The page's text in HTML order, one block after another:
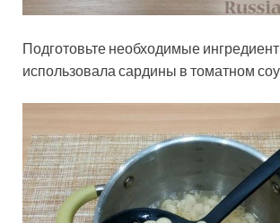
Подготовьте необходимые
использовала сардины в томатном